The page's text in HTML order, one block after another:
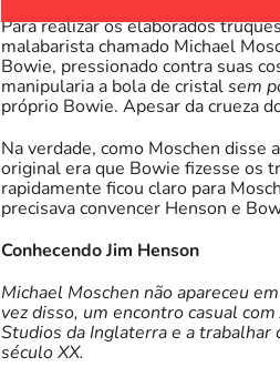
Para realizar os elaborados
malabarista chamado Michael
Bowie, pressionado contra suas
manipularia a bola de cristalsem
próprio Bowie. Apesar da crueza
Na verdade, como Moschen disse
original era que Bowie fizesse os
rapidamente ficou claro para
precisava convencer Henson e
Conhecendo Jim Henson
Michael Moschen não apareceu
vez disso, um encontro casual
Studios da Inglaterra e a trabalhar
século XX.